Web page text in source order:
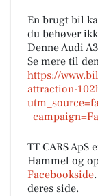
En brugt bil
du behøver
Denne Audi
Se mere til
https://
attraction-
TT CARS ApS
Hammel og
Facebookside
deres side.